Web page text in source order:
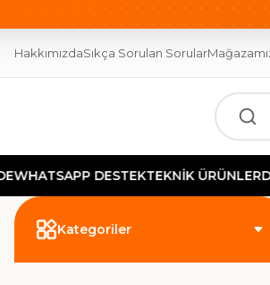
OTOMASYONUN GÜCÜ BURADA!
HakkımızdaSıkça Sorulan Sorular
DESTEKTEKNİK ÜRÜNLERDE
Kategoriler